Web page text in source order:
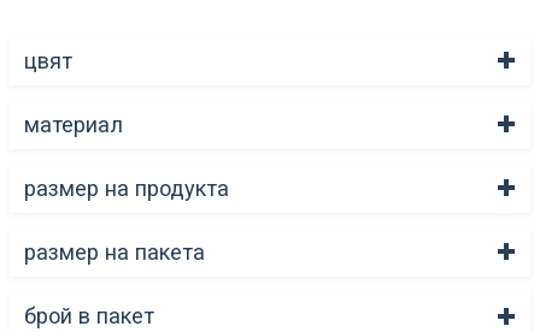
цвят
материал
размер на продукта
размер на пакета
брой в пакет